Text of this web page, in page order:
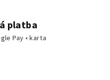
platba
Pay • karta